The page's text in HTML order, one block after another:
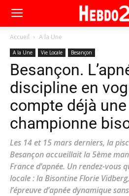
Accueil A la Une
A la Une Vie Locale Besançon
Besançon.
discipline en
compte déjà une
championne
Les 14 et 15 mars derniers, la
Besançon accueillait la 5ème
France d’apnée. Un rendez-vous
locale : la Bisontine Florie
l’épreuve d’apnée dynamique